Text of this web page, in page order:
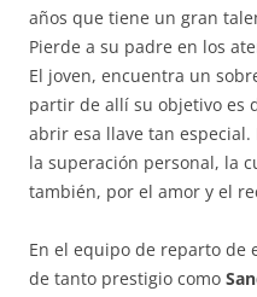
años que tiene un gran
Pierde a su padre en los
El joven, encuentra un
partir de allí su objetivo es
abrir esa llave tan
la superación personal, la
también, por el amor y el
En el equipo de reparto de
de tanto prestigio como